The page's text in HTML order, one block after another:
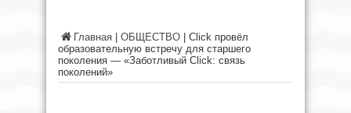
Главная ОБЩЕСТВО
Click провёл
образовательную встречу для старшего
поколения — «Заботливый Click: связь
поколений»